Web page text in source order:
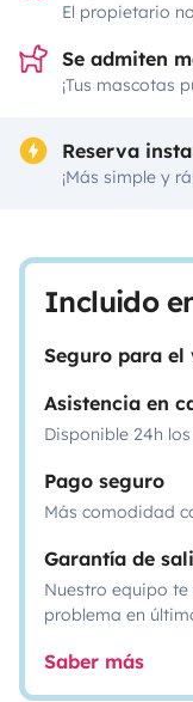
El propietario
Se admiten
¡Tus mascotas
Reserva
¡Más simple y
Incluido
Seguro para el
Asistencia en
Disponible 24h
Pago seguro
Más comodidad
Garantía de
Nuestro equipo
problema en
Saber más